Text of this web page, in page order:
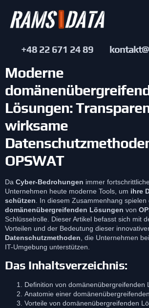
+48 22 671 24 89
Moderne
Lösungen:
wirksame
OPSWAT
Da Cyber-Bedrohungen immer
Unternehmen heute moderne Tools, um ihre
schützen . In diesem Zusammenhang spielen
domänenübergreifenden Lösungen von
Schlüsselrolle. Dieser Artikel befasst sich mit
Vorteilen und der Bedeutung dieser
Datenschutzmethoden , die Unternehmen
IT-Umgebung unterstützen.
Das Inhaltsverzeichnis:
Definition von domänenübergreifenden
Anatomie einer
Vorteile von domänenübergreifenden